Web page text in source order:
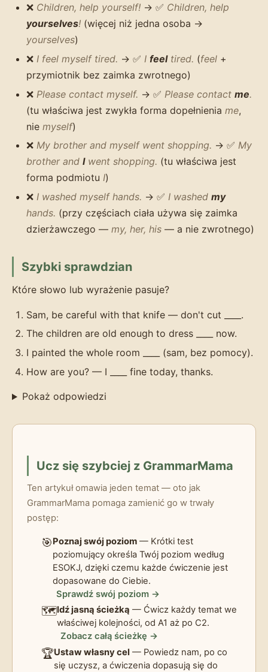
❌ Children, help yourself! → ✅ Children, help
yourselves! (więcej niż jedna osoba →
yourselves)
❌ I feel myself tired. → ✅ I feeltired. (feel +
przymiotnik bez zaimka zwrotnego)
❌ Please contact myself. → ✅ Please contact me.
(tu właściwa jest zwykła forma dopełnienia me,
nie myself)
❌ My brother and myself went shopping. → ✅ My
brother and Iwent shopping. (tu właściwa jest
forma podmiotu I)
❌ I washed myself hands. → ✅ I washed my
hands. (przy częściach ciała używa się zaimka
dzierżawczego — my, her, his — a nie zwrotnego)
Szybki sprawdzian
Które słowo lub wyrażenie pasuje?
Sam, be careful with that knife — don't cut ____.
The children are old enough to dress ____ now.
I painted the whole room ____ (sam, bez pomocy).
How are you? — I ____ fine today, thanks.
Pokaż odpowiedzi
Ucz się szybciej z GrammarMama
Ten artykuł omawia jeden temat — oto jak
GrammarMama pomaga zamienić go w trwały
postęp:
🎯Poznaj swój poziom — Krótki test
poziomujący określa Twój poziom według
ESOKJ, dzięki czemu każde ćwiczenie jest
dopasowane do Ciebie.
Sprawdź swój poziom →
🗺️Idź jasną ścieżką — Ćwicz każdy temat we
właściwej kolejności, od A1 aż po C2.
Zobacz całą ścieżkę →
🏆Ustaw własny cel — Powiedz nam, po co
się uczysz, a ćwiczenia dopasują się do